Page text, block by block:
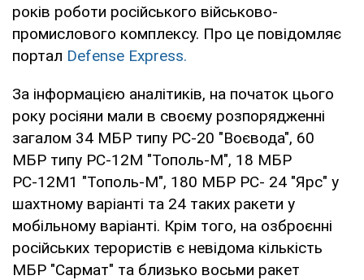
років роботи російського військово-
промислового комплексу. Про це повідомляє
портал Defense Express.
За інформацією аналітиків, на початок цього
року росіяни мали в своєму розпорядженні
загалом 34 МБР типу РС-20 "Воєвода", 60
МБР типу РС-12М "Тополь-М", 18 МБР
РС-12М1 "Тополь-М", 180 МБР РС- 24 "Ярс" у
шахтному варіанті та 24 таких ракети у
мобільному варіанті. Крім того, на озброєнні
російських терористів є невідома кількість
МБР "Сармат" та близько восьми ракет